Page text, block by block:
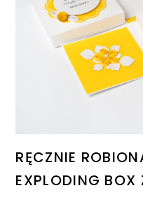
RĘCZNIE
EXPLODING BOX